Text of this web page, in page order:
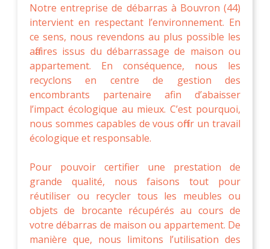
Notre entreprise de débarras à Bouvron (44)
intervient en respectant l’environnement. En
ce sens, nous revendons au plus possible les
affaires issus du débarrassage de maison ou
appartement. En conséquence, nous les
recyclons en centre de gestion des
encombrants partenaire afin d’abaisser
l’impact écologique au mieux. C’est pourquoi,
nous sommes capables de vous offrir un travail
écologique et responsable.
Pour pouvoir certifier une prestation de
grande qualité, nous faisons tout pour
réutiliser ou recycler tous les meubles ou
objets de brocante récupérés au cours de
votre débarras de maison ou appartement. De
manière que, nous limitons l’utilisation des